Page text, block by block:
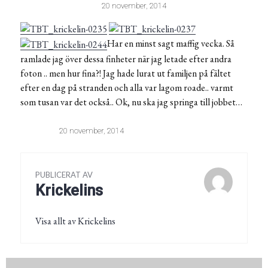
20 november, 2014
Har en minst sagt maffig vecka. Så
ramlade jag över dessa finheter när jag letade efter andra
foton .. men hur fina?! Jag hade lurat ut familjen på fältet
efter en dag på stranden och alla var lagom roade.. varmt
som tusan var det också.. Ok, nu ska jag springa till jobbet…
20 november, 2014
PUBLICERAT AV
Krickelins
Visa allt av Krickelins